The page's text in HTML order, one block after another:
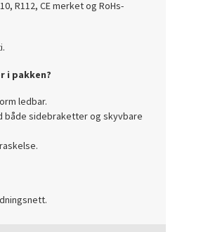
R112, CE merket og RoHs-
i pakken?
ledbar.
både sidebraketter og skyvbare